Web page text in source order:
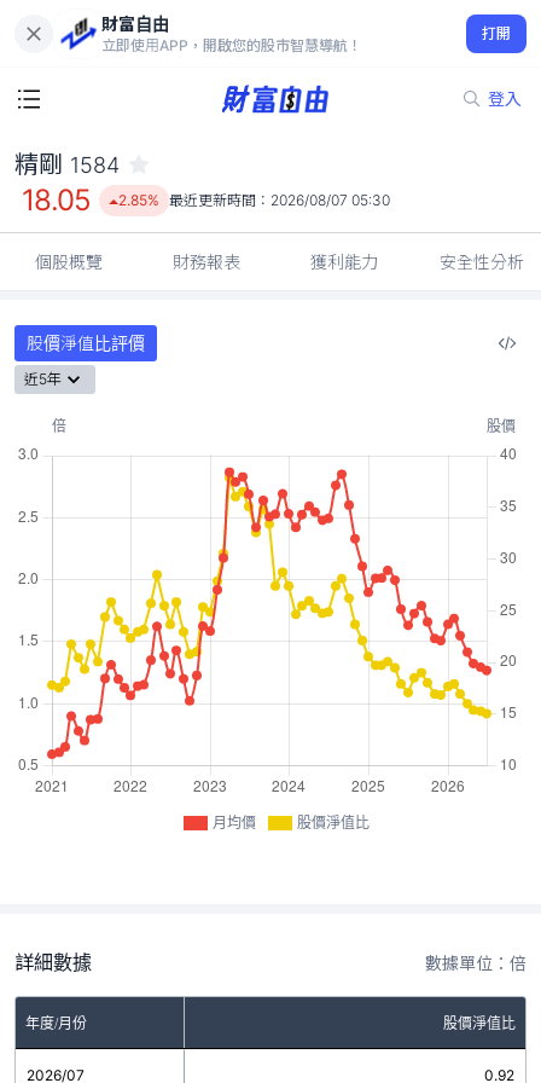
財富自由
立即使用APP，開啟您的股市智慧導航！
打開
登入
18.05
2.85%
精剛 1584
18.05 2.85% 最近更新時間： 2026/08/07 05:30
個股概覽 財務報表 獲利能力 安全性分析
股價淨值比評價
近5年
月均價 股價淨值比
詳細數據 數據單位：倍
年度/月份 股價淨值比
2026/07 0.92